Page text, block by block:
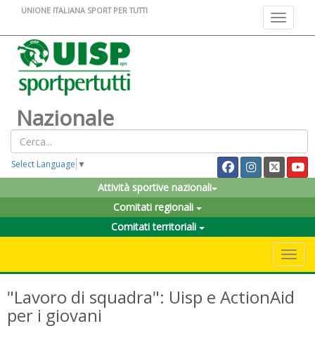
Toggle
UNIONE ITALIANA SPORT PER TUTTI
Nazionale
Select Language ▼
Attività sportive nazionali
Comitati regionali
Comitati territoriali
"Lavoro di squadra": Uisp e ActionAid
per i giovani